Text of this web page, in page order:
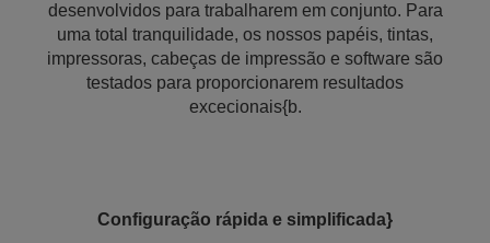
desenvolvidos para trabalharem em conjunto. Para
uma total tranquilidade, os nossos papéis, tintas,
impressoras, cabeças de impressão e software são
testados para proporcionarem resultados
excecionais{b.
Configuração rápida e simplificada}